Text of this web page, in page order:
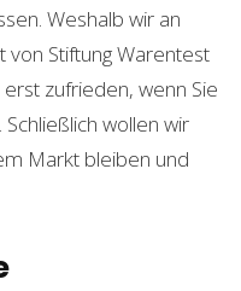
Weshalb wir an
von Stiftung Warentest
zufrieden, wenn Sie
wollen wir
Markt bleiben und